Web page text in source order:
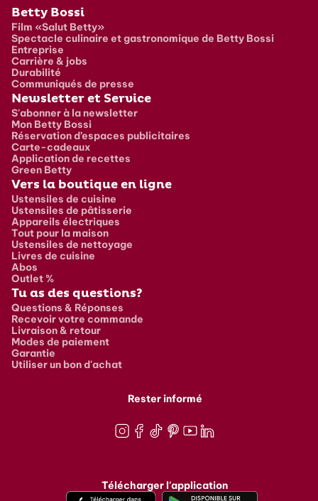
Pied de page
Betty Bossi
Film «Salut Betty»
Spectacle culinaire et gastronomique de Betty Bossi
Entreprise
Carrière & jobs
Durabilité
Communiqués de presse
Newsletter et Service
S'abonner à la newsletter
Mon Betty Bossi
Réservation d’espaces publicitaires
Carte-cadeaux
Application de recettes
Green Betty
Vers la boutique en ligne
Ustensiles de cuisine
Ustensiles de pâtisserie
Appareils électriques
Tout pour la maison
Ustensiles de nettoyage
Livres de cuisine
Abos
Outlet %
Tu as des questions?
Questions & Réponses
Recevoir votre commande
Livraison & retour
Modes de paiement
Garantie
Utiliser un bon d'achat
Rester informé
Télécharger l'application